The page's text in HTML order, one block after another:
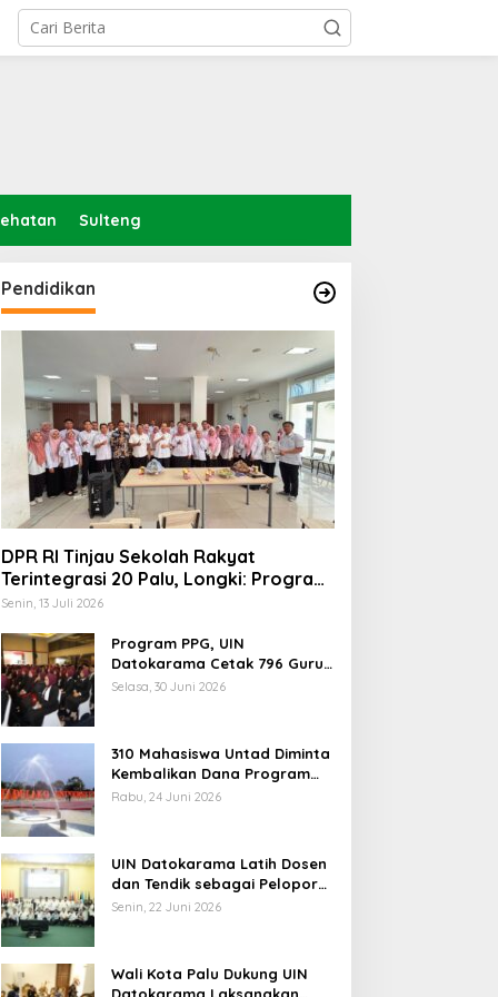
Sulteng
Pendidikan
DPR RI Tinjau Sekolah Rakyat
Terintegrasi 20 Palu, Longki: Program
Prabowo Angkat Martabat Anak
Senin, 13 Juli 2026
Program PPG, UIN
Datokarama Cetak 796 Guru
Profesional
Selasa, 30 Juni 2026
310 Mahasiswa Untad Diminta
Kembalikan Dana Program
Berani Cerdas, Kadisdik
Rabu, 24 Juni 2026
UIN Datokarama Latih Dosen
dan Tendik sebagai Pelopor
Moderasi Beragama
Senin, 22 Juni 2026
Wali Kota Palu Dukung UIN